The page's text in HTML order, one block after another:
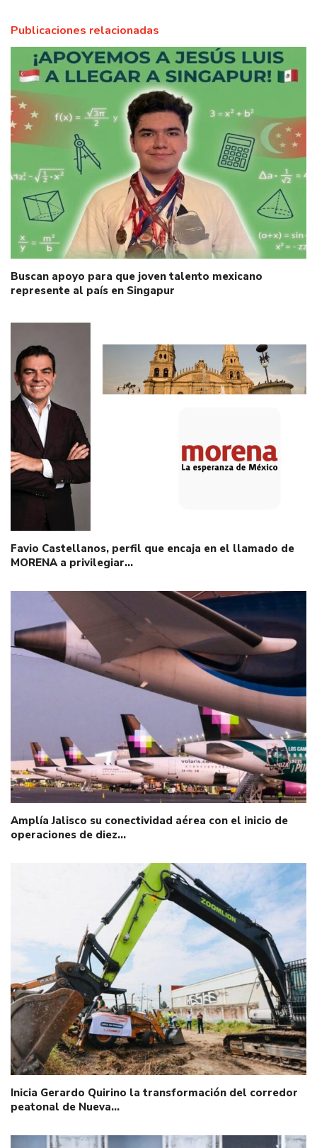
Publicaciones relacionadas
Buscan apoyo para que joven talento mexicano
represente al país en Singapur
Favio Castellanos, perfil que encaja en el llamado de
MORENA a privilegiar…
Amplía Jalisco su conectividad aérea con el inicio de
operaciones de diez…
Inicia Gerardo Quirino la transformación del corredor
peatonal de Nueva…